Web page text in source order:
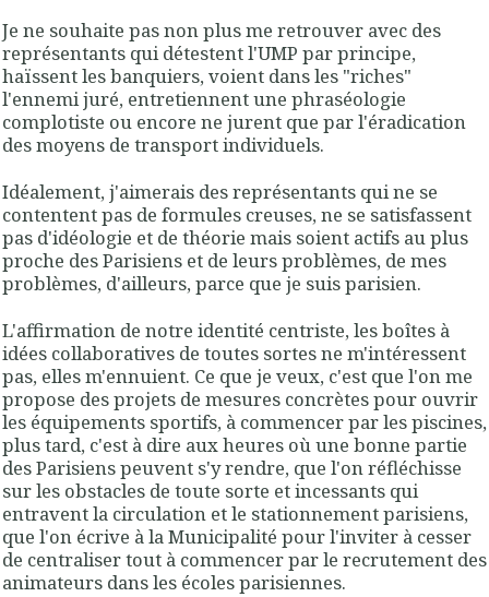
Je ne souhaite pas non plus me retrouver avec des
représentants qui détestent l'UMP par principe,
haïssent les banquiers, voient dans les "riches"
l'ennemi juré, entretiennent une phraséologie
complotiste ou encore ne jurent que par l'éradication
des moyens de transport individuels.
Idéalement, j'aimerais des représentants qui ne se
contentent pas de formules creuses, ne se satisfassent
pas d'idéologie et de théorie mais soient actifs au plus
proche des Parisiens et de leurs problèmes, de mes
problèmes, d'ailleurs, parce que je suis parisien.
L'affirmation de notre identité centriste, les boîtes à
idées collaboratives de toutes sortes ne m'intéressent
pas, elles m'ennuient. Ce que je veux, c'est que l'on me
propose des projets de mesures concrètes pour ouvrir
les équipements sportifs, à commencer par les piscines,
plus tard, c'est à dire aux heures où une bonne partie
des Parisiens peuvent s'y rendre, que l'on réfléchisse
sur les obstacles de toute sorte et incessants qui
entravent la circulation et le stationnement parisiens,
que l'on écrive à la Municipalité pour l'inviter à cesser
de centraliser tout à commencer par le recrutement des
animateurs dans les écoles parisiennes.